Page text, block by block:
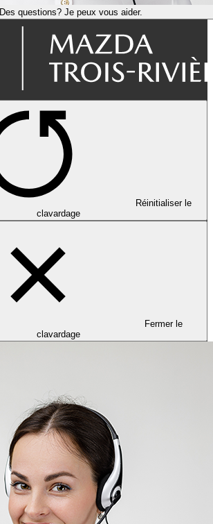
Des questions? Je peux vous aider.
Réinitialiser le
clavardage
Fermer le
clavardage